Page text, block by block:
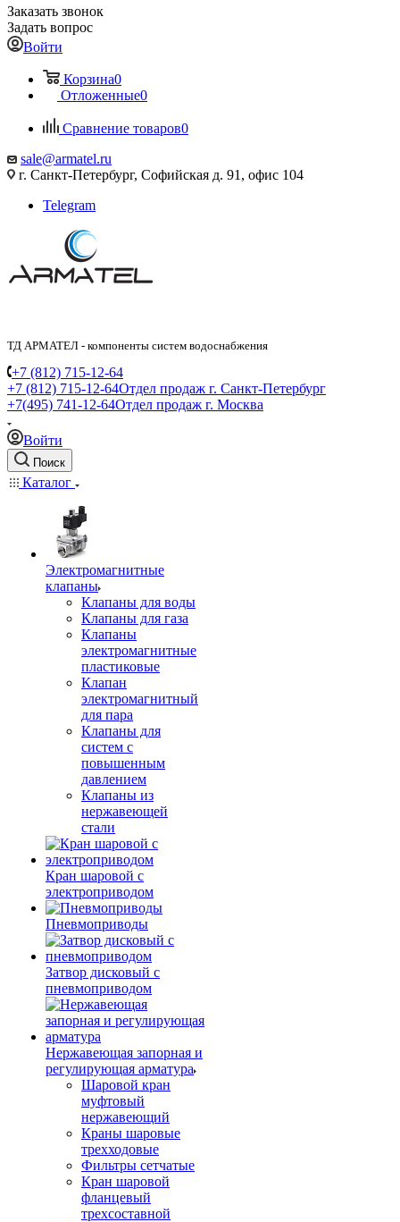
Заказать звонок
Задать вопрос
Войти
Корзина0
Отложенные0
Сравнение товаров0
sale@armatel.ru
г. Санкт-Петербург, Софийская д. 91, офис 104
Telegram
ТД АРМАТЕЛ - компоненты систем водоснабжения
+7 (812) 715-12-64
+7 (812) 715-12-64Отдел продаж г. Санкт-Петербург
+7(495) 741-12-64Отдел продаж г. Москва
Войти
Поиск
Каталог
Электромагнитные
клапаны
Клапаны для воды
Клапаны для газа
Клапаны
электромагнитные
пластиковые
Клапан
электромагнитный
для пара
Клапаны для
систем с
повышенным
давлением
Клапаны из
нержавеющей
стали
Кран шаровой с
электроприводом
Пневмоприводы
Затвор дисковый с
пневмоприводом
Нержавеющая запорная и
регулирующая арматура
Шаровой кран
муфтовый
нержавеющий
Краны шаровые
трехходовые
Фильтры сетчатые
Кран шаровой
фланцевый
трехсоставной